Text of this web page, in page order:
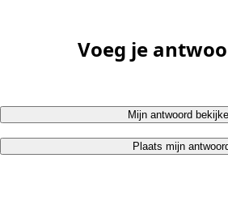
Voeg je
Mijn antwoord
Plaats mijn